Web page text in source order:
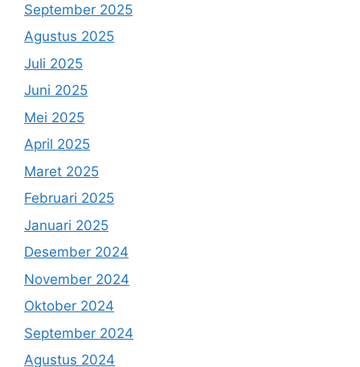
September 2025
Agustus 2025
Juli 2025
Juni 2025
Mei 2025
April 2025
Maret 2025
Februari 2025
Januari 2025
Desember 2024
November 2024
Oktober 2024
September 2024
Agustus 2024